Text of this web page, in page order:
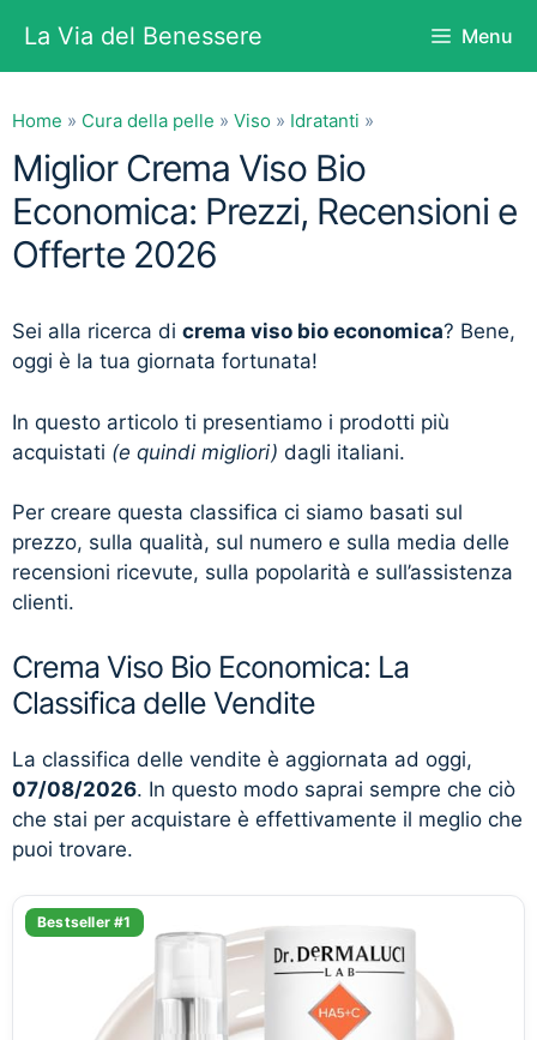
contenuto
La Via del Benessere Menu
Home » Cura della pelle » Viso » Idratanti »
Miglior Crema Viso Bio
Economica: Prezzi, Recensioni e
Offerte 2026
Sei alla ricerca di crema viso bio economica? Bene,
oggi è la tua giornata fortunata!
In questo articolo ti presentiamo i prodotti più
acquistati (e quindi migliori) dagli italiani.
Per creare questa classifica ci siamo basati sul
prezzo, sulla qualità, sul numero e sulla media delle
recensioni ricevute, sulla popolarità e sull’assistenza
clienti.
Crema Viso Bio Economica: La
Classifica delle Vendite
La classifica delle vendite è aggiornata ad oggi,
07/08/2026. In questo modo saprai sempre che ciò
che stai per acquistare è effettivamente il meglio che
puoi trovare.
Bestseller #1